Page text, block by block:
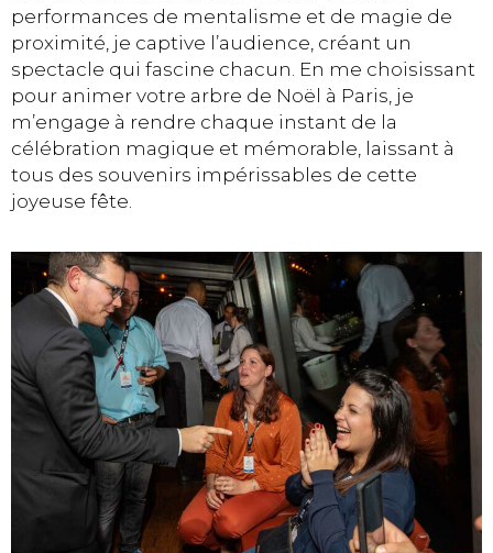
performances de mentalisme et de magie de
proximité, je captive l’audience, créant un
spectacle qui fascine chacun. En me choisissant
pour animer votre arbre de Noël à Paris, je
m’engage à rendre chaque instant de la
célébration magique et mémorable, laissant à
tous des souvenirs impérissables de cette
joyeuse fête.